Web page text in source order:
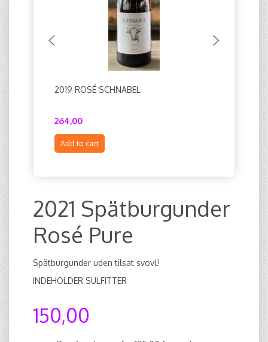
2019 ROSÉ SCHNABEL
264,00
Add to cart
2021
Add to
2021 Spätburgunder
Rosé Pure
Spätburgunder uden tilsat svovl!
INDEHOLDER SULFITTER
150,00